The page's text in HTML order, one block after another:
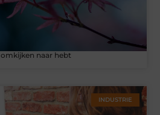
naar hebt
INDUSTRIE